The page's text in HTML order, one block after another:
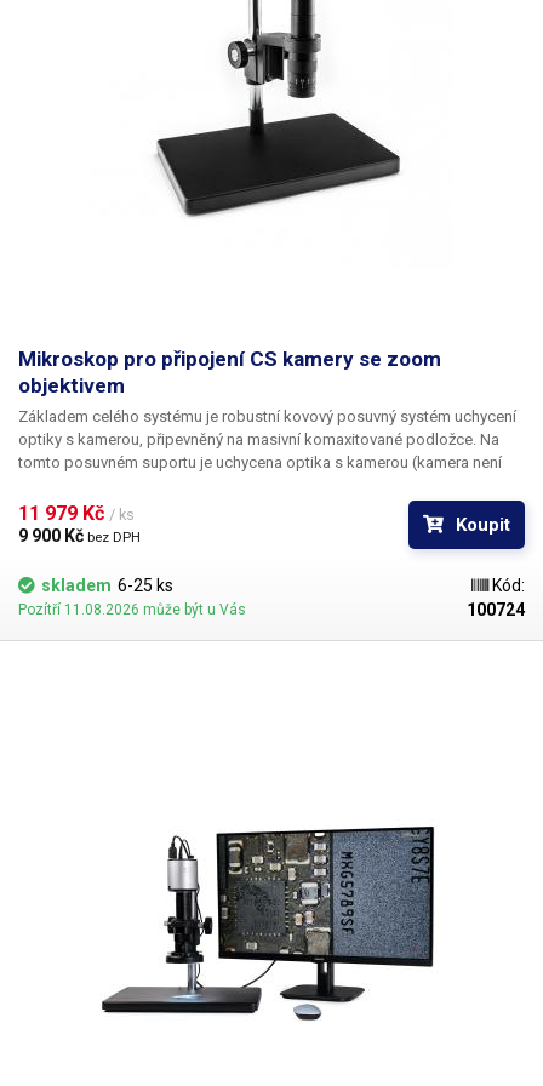
Mikroskop pro připojení CS kamery se zoom
objektivem
Základem celého systému je robustní kovový posuvný systém uchycení
optiky s kamerou, připevněný na masivní komaxitované podložce. Na
tomto posuvném suportu je uchycena optika s kamerou (kamera není
výměnného okuláru (makro nástavce), na který se našroubuje standardní
průmyslová kamera s objímkou CS.
11 979 Kč / ks
9 900 Kč bez DPH
Koupit
skladem 6-25 ks
Pozítří 11.08.2026 může být u Vás
Kód:
100724